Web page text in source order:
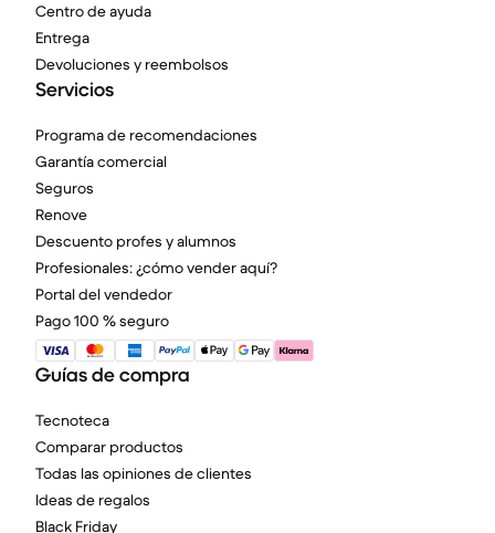
Centro de ayuda
Entrega
Devoluciones y reembolsos
Servicios
Programa de recomendaciones
Garantía comercial
Seguros
Renove
Descuento profes y alumnos
Profesionales: ¿cómo vender aquí?
Portal del vendedor
Pago 100 % seguro
Guías de compra
Tecnoteca
Comparar productos
Todas las opiniones de clientes
Ideas de regalos
Black Friday